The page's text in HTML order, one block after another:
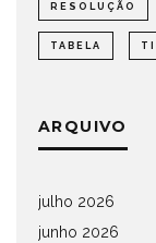
RESOLUÇÃO
TABELA
ARQUIVO
julho 2026
junho 2026